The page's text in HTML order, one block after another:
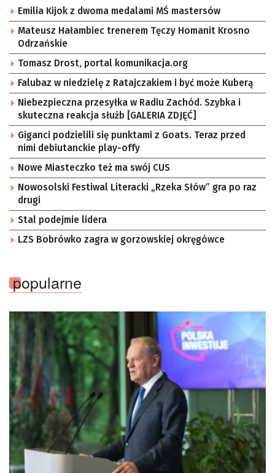
Emilia Kijok z dwoma medalami MŚ mastersów
Mateusz Hałambiec trenerem Tęczy Homanit Krosno
Odrzańskie
Tomasz Drost, portal komunikacja.org
Falubaz w niedzielę z Ratajczakiem i być może Kuberą
Niebezpieczna przesyłka w Radiu Zachód. Szybka i
skuteczna reakcja służb [GALERIA ZDJĘĆ]
Giganci podzielili się punktami z Goats. Teraz przed
nimi debiutanckie play-offy
Nowe Miasteczko też ma swój CUS
Nowosolski Festiwal Literacki „Rzeka Słów” gra po raz
drugi
Stal podejmie lidera
LZS Bobrówko zagra w gorzowskiej okręgówce
popularne